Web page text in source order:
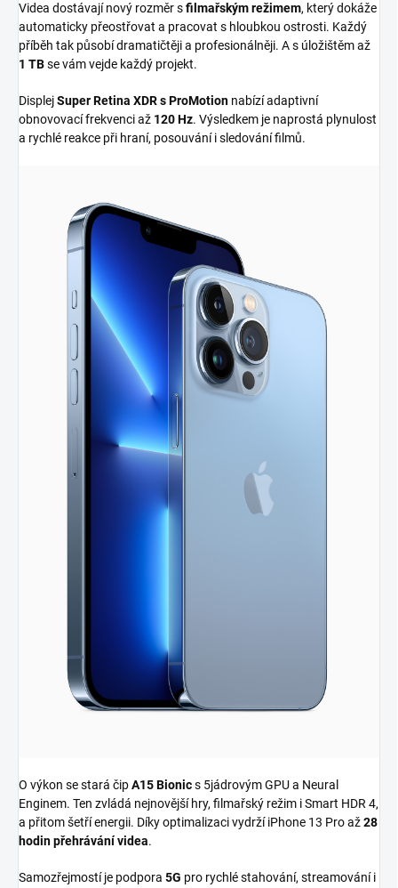
Videa dostávají nový rozměr sfilmařským režimem, který dokáže
automaticky přeostřovat a pracovat s hloubkou ostrosti. Každý
příběh tak působí dramatičtěji a profesionálněji. A s úložištěm až
1 TBse vám vejde každý projekt.
DisplejSuper Retina XDR s ProMotion nabízí adaptivní
obnovovací frekvenci až 120 Hz. Výsledkem je naprostá plynulost
a rychlé reakce při hraní, posouvání i sledování filmů.
O výkon se stará čipA15 Bionics 5jádrovým GPU a Neural
Enginem. Ten zvládá nejnovější hry, filmařský režim i Smart HDR 4,
a přitom šetří energii. Díky optimalizaci vydrží iPhone 13 Pro až28
hodin přehrávání videa.
Samozřejmostí je podpora 5G pro rychlé stahování, streamování i